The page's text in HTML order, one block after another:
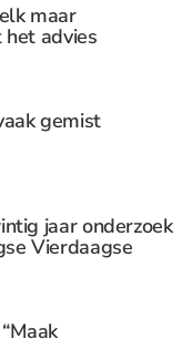
maar
advies
gemist
jaar onderzoek
Vierdaagse